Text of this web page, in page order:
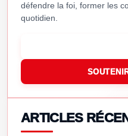
défendre la foi, former les
quotidien.
ARTICLES